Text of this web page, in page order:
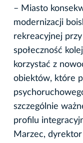
– Miasto
modernizacji
rekreacyjnej przy
społeczność
korzystać z
obiektów, które
szczególnie
profilu
Marzec,